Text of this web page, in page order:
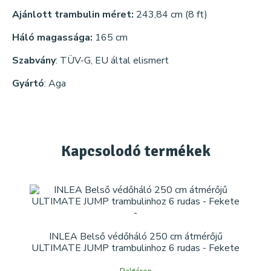
Ajánlott trambulin méret: 243,84 cm (8 ft)
Háló magassága: 165 cm
Szabvány: TÜV-G, EU által elismert
Gyártó: Aga
Kapcsolodó termékek
INLEA Belső védőháló 250 cm átmérőjű
ULTIMATE JUMP trambulinhoz 6 rudas - Fekete